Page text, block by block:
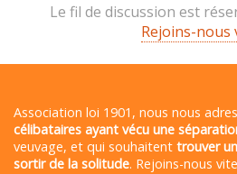
Le fil de discussion est
Rejoins-nous
Association loi 1901, nous nous
célibataires ayant vécu une
veuvage, et qui souhaitent trouver
sortir de la solitude. Rejoins-nous